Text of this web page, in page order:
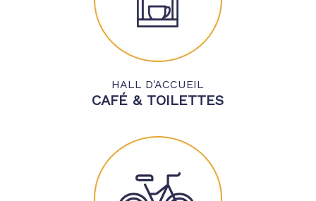
HALL D'ACCUEIL
CAFÉ & TOILETTES